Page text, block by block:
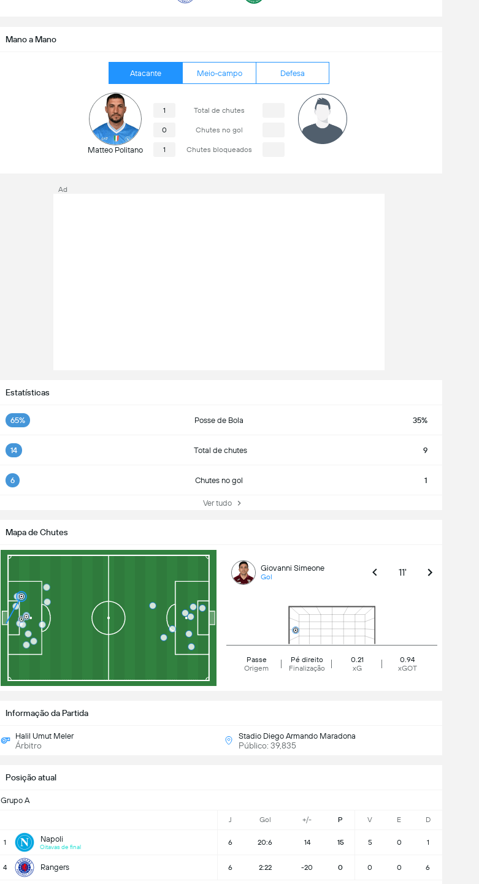
Mano a Mano
Atacante Meio-campo Defesa
Matteo Politano
1 Total de chutes
0 Chutes no gol
1 Chutes bloqueados
Estatísticas
65% Posse de Bola 35%
14 Total de chutes 9
6 Chutes no gol 1
Ver tudo
Mapa de Chutes
Giovanni Simeone
Gol 11'
Passe
Origem
Pé direito
Finalização
0.21
xG
0.94
xGOT
Informação da Partida
Halil Umut Meler
Árbitro
Stadio Diego Armando Maradona
Público: 39,835
Posição atual
Grupo A
J Gol +/- P V E D
1 Napoli
Oitavas de final
6 20:6 14 15 5 0 1
4 Rangers 6 2:22 -20 0 0 0 6
Ad